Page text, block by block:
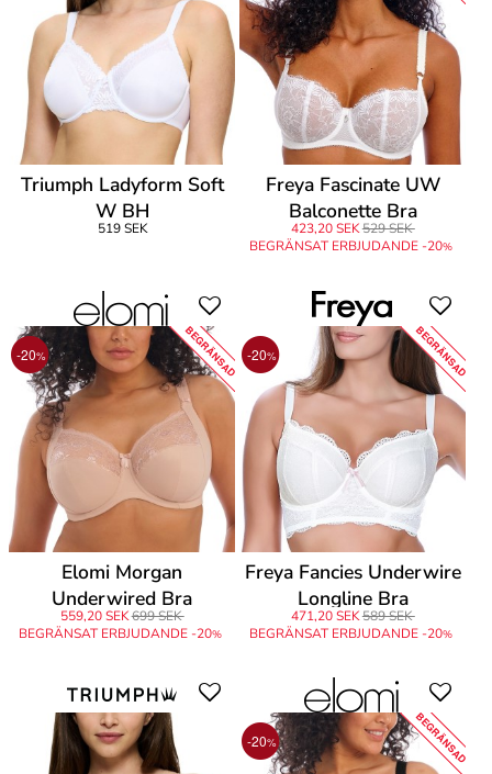
Triumph Ladyform Soft
W BH
519 SEK
Freya Fascinate UW
Balconette Bra
423,20 SEK529 SEK
BEGRÄNSAT ERBJUDANDE -20%
-20% BEGRÄNSAD
Elomi Morgan
Underwired Bra
559,20 SEK699 SEK
BEGRÄNSAT ERBJUDANDE -20%
-20% BEGRÄNSAD
Freya Fancies Underwire
Longline Bra
471,20 SEK589 SEK
BEGRÄNSAT ERBJUDANDE -20%
-20% BEGRÄNSAD